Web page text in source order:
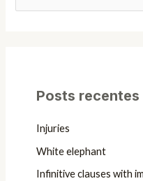
Posts recentes
Injuries
White elephant
Infinitive clauses with